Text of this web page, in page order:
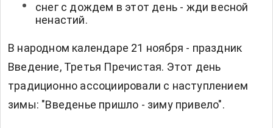
снег с дождем в этот день - жди весной
ненастий.
В народном календаре 21 ноября - праздник
Введение, Третья Пречистая. Этот день
традиционно ассоциировали с наступлением
зимы: "Введенье пришло - зиму привело".